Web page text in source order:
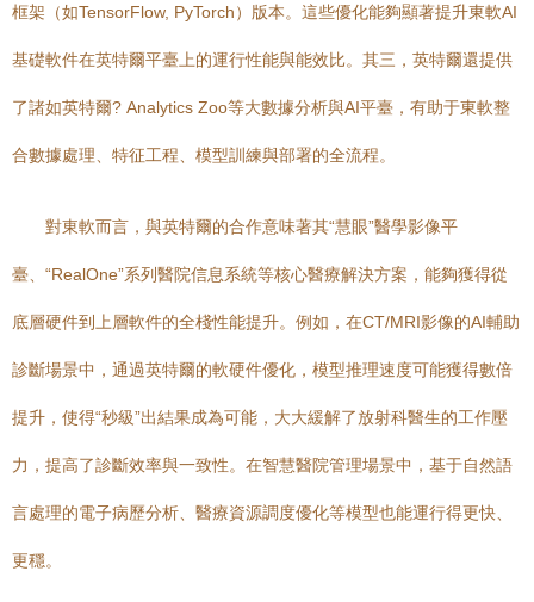
框架（如TensorFlow, PyTorch）版本。這些優化能夠顯著提升東軟AI
基礎軟件在英特爾平臺上的運行性能與能效比。其三，英特爾還提供
了諸如英特爾? Analytics Zoo等大數據分析與AI平臺，有助于東軟整
合數據處理、特征工程、模型訓練與部署的全流程。
對東軟而言，與英特爾的合作意味著其“慧眼”醫學影像平
臺、“RealOne”系列醫院信息系統等核心醫療解決方案，能夠獲得從
底層硬件到上層軟件的全棧性能提升。例如，在CT/MRI影像的AI輔助
診斷場景中，通過英特爾的軟硬件優化，模型推理速度可能獲得數倍
提升，使得“秒級”出結果成為可能，大大緩解了放射科醫生的工作壓
力，提高了診斷效率與一致性。在智慧醫院管理場景中，基于自然語
言處理的電子病歷分析、醫療資源調度優化等模型也能運行得更快、
更穩。